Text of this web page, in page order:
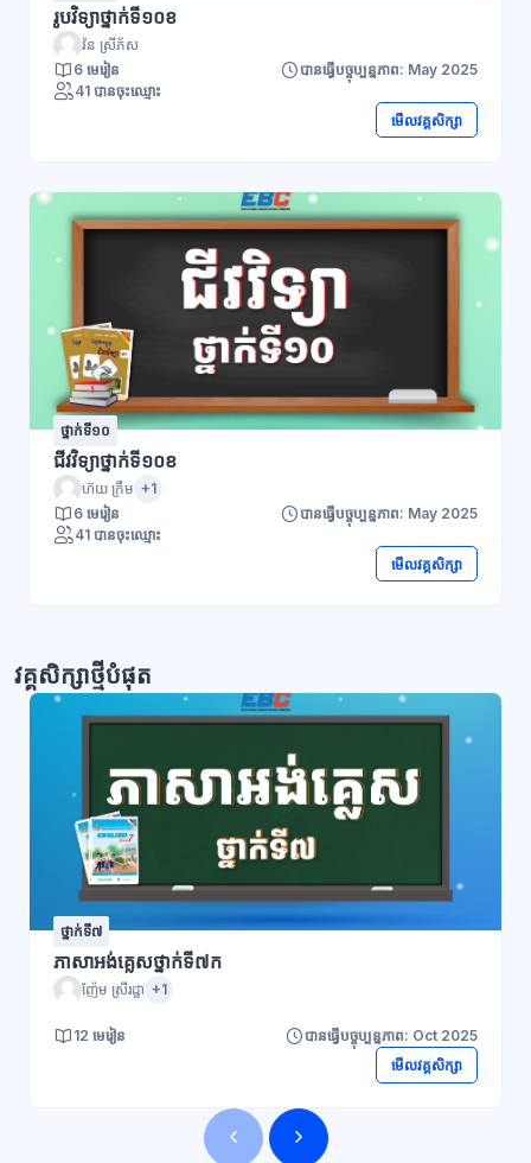
រូបវិទ្យាថ្នាក់ទី១០ខ
វ៉ន ស្រីភ័ស
6 មេរៀន
បានធ្វើបច្ចុប្បន្នភាព: May 2025
41 បានចុះឈ្មោះ
មើលវគ្គសិក្សា
ថ្នាក់ទី១០
ជីវវិទ្យាថ្នាក់ទី១០ខ
ហ៊យ ក្រឹម +1
6 មេរៀន
បានធ្វើបច្ចុប្បន្នភាព: May 2025
41 បានចុះឈ្មោះ
មើលវគ្គសិក្សា
វគ្គសិក្សាថ្មីបំផុត
ថ្នាក់ទី៧
ភាសាអង់គ្លេសថ្នាក់ទី៧ក
ញ៉ែម ស្រីរដ្ឋា +1
12 មេរៀន
បានធ្វើបច្ចុប្បន្នភាព: Oct 2025
មើលវគ្គសិក្សា